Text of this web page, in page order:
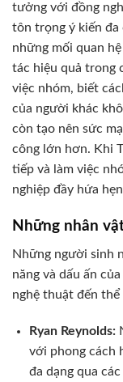
tưởng với đồng
tôn trọng ý kiến đa
những mối quan
tác hiệu quả trong
việc nhóm, biết
của người khác
còn tạo nên sức
công lớn hơn. Khi
tiếp và làm việc
nghiệp đầy hứa
Những nhân
Những người sinh
năng và dấu ấn
nghệ thuật đến
Ryan Reynolds:
với phong cách
đa dạng qua